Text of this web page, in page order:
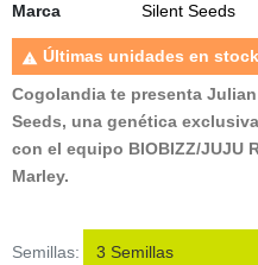
Marca Silent Seeds
 Últimas unidades en stock
Cogolandia te presenta
Seeds, una genética
con el equipo BIOBIZZ/JUJU
Marley.
Semillas: 3 Semillas